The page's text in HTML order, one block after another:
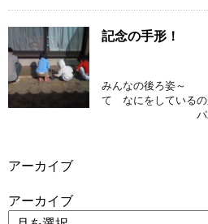
記念の手形！
みんなの
て なにをしているの
パパと
アーカイブ
アーカイブ